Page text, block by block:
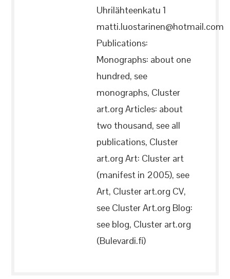
Uhrilähteenkatu 1
matti.luostarinen@hotmail.com
Publications:
Monographs: about one
hundred, see
monographs, Cluster
art.org Articles: about
two thousand, see all
publications, Cluster
art.org Art: Cluster art
(manifest in 2005), see
Art, Cluster art.org CV,
see Cluster Art.org Blog:
see blog, Cluster art.org
(Bulevardi.fi)